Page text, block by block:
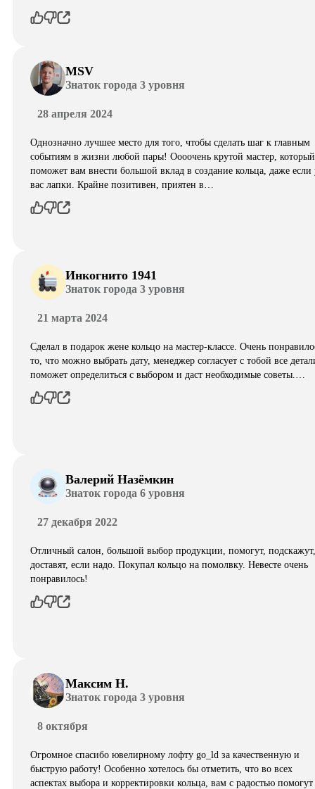
MSV
Знаток города 3 уровня
28 апреля 2024
Однозначно лучшее место для того, чтобы сделать шаг к главным
событиям в жизни любой пары! Оооочень крутой мастер, который
поможет вам внести большой вклад в создание кольца, даже если
вас лапки. Крайне позитивен, приятен в…
Инкогнито 1941
Знаток города 3 уровня
21 марта 2024
Сделал в подарок жене кольцо на мастер-классе. Очень
то, что можно выбрать дату, менеджер согласует с тобой все
поможет определиться с выбором и даст необходимые советы.…
Валерий Назёмкин
Знаток города 6 уровня
27 декабря 2022
Отличный салон, большой выбор продукции, помогут, подскажут,
доставят, если надо. Покупал кольцо на помолвку. Невесте очень
понравилось!
Максим Н.
Знаток города 3 уровня
8 октября
Огромное спасибо ювелирному лофту go_ld за качественную и
быструю работу! Особенно хотелось бы отметить, что во всех
аспектах выбора и корректировки кольца, вам с радостью